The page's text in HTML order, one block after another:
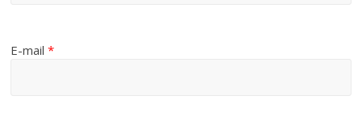
E-mail*